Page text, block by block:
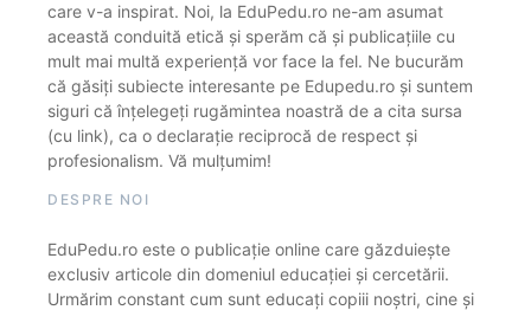
care v-a inspirat. Noi, la EduPedu.ro ne-am asumat
această conduită etică și sperăm că și publicațiile cu
mult mai multă experiență vor face la fel. Ne bucurăm
că găsiți subiecte interesante pe Edupedu.ro și suntem
siguri că înțelegeți rugămintea noastră de a cita sursa
(cu link), ca o declarație reciprocă de respect și
profesionalism. Vă mulțumim!
DESPRE NOI
EduPedu.ro este o publicație online care găzduiește
exclusiv articole din domeniul educației și cercetării.
Urmărim constant cum sunt educați copiii noștri, cine și